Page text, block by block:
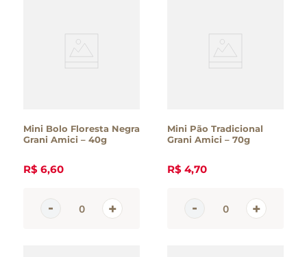
Mini Bolo Floresta Negra
Grani Amici – 40g
R$ 6,60
Mini Pão Tradicional
Grani Amici – 70g
R$ 4,70